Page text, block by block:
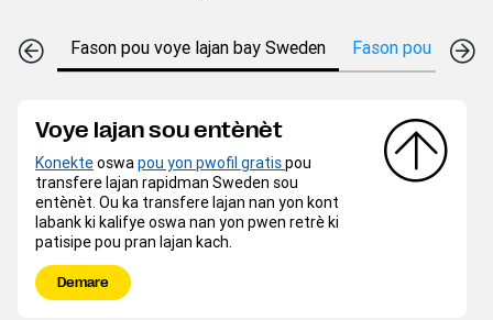
Fason pou voye lajan bay Sweden Fason pou
Voye lajan sou entènèt
Konekteoswapou yon pwofil gratispou
transfere lajan rapidman Sweden sou
entènèt. Ou ka transfere lajan nan yon kont
labank ki kalifye oswa nan yon pwen retrè ki
patisipe pou pran lajan kach.
Demare